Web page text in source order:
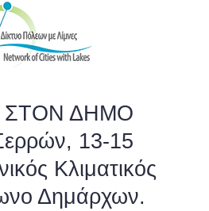
ΣΤΟΝ ΔΗΜΟ
13-15
Κλιματικός
Δημάρχων.